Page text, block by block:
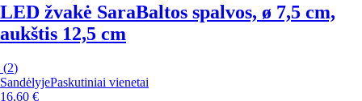
LED žvakė SaraBaltos spalvos, ø 7,5 cm,
aukštis 12,5 cm
(2)
SandėlyjePaskutiniai vienetai
16,60 €